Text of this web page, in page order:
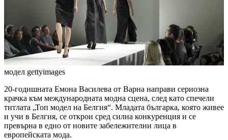
модел gettyimages
20-годишната Емона Василева от Варна направи сериозна
крачка към международната модна сцена, след като спечели
титлата „Топ модел на Белгия“. Младата българка, която живее
и учи в Белгия, се открои сред силна конкуренция и се
превърна в едно от новите забележителни лица в
европейската мода.